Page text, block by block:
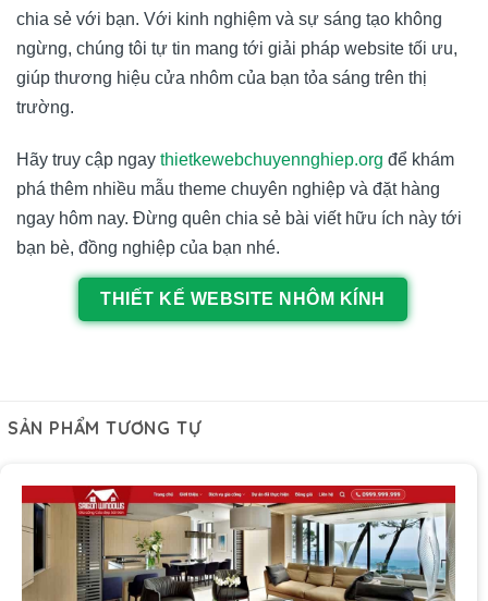
chia sẻ với bạn. Với kinh nghiệm và sự sáng tạo không
ngừng, chúng tôi tự tin mang tới giải pháp website tối ưu,
giúp thương hiệu cửa nhôm của bạn tỏa sáng trên thị
trường.
Hãy truy cập ngay thietkewebchuyennghiep.org để khám
phá thêm nhiều mẫu theme chuyên nghiệp và đặt hàng
ngay hôm nay. Đừng quên chia sẻ bài viết hữu ích này tới
bạn bè, đồng nghiệp của bạn nhé.
THIẾT KẾ WEBSITE NHÔM KÍNH
SẢN PHẨM TƯƠNG TỰ